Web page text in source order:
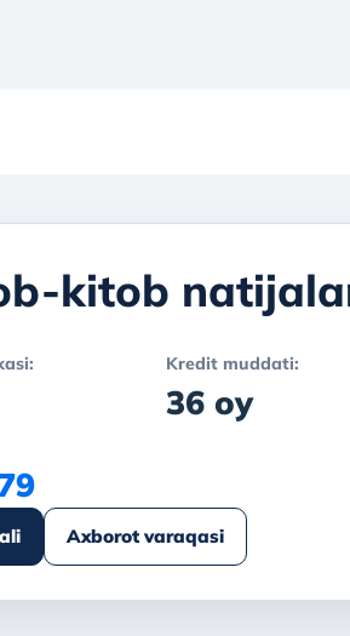
kitob
Kredit muddati:
36 oy
Axborot varaqasi